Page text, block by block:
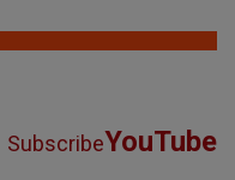
SubscribeYouTube